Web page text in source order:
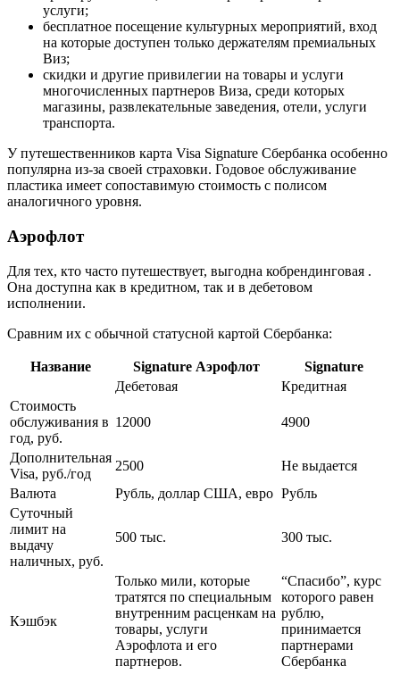
услуги;
бесплатное посещение культурных мероприятий, вход
на которые доступен только держателям премиальных
Виз;
скидки и другие привилегии на товары и услуги
многочисленных партнеров Виза, среди которых
магазины, развлекательные заведения, отели, услуги
транспорта.
У путешественников карта Visa Signature Сбербанка особенно
популярна из-за своей страховки. Годовое обслуживание
пластика имеет сопоставимую стоимость с полисом
аналогичного уровня.
Аэрофлот
Для тех, кто часто путешествует, выгодна кобрендинговая .
Она доступна как в кредитном, так и в дебетовом
исполнении.
Сравним их с обычной статусной картой Сбербанка:
Название Signature Аэрофлот
Signature
Дебетовая
Кредитная
Стоимость
обслуживания в
год, руб.
12000 4900
Дополнительная
Visa, руб./год
2500
Не выдается
Валюта
Рубль, доллар США, евро Рубль
Суточный
лимит на
выдачу
наличных, руб.
500 тыс. 300 тыс.
Кэшбэк
Только мили, которые
тратятся по специальным
внутренним расценкам на
товары, услуги
Аэрофлота и его
партнеров.
“Спасибо”, курс
которого равен
рублю,
принимается
партнерами
Сбербанка